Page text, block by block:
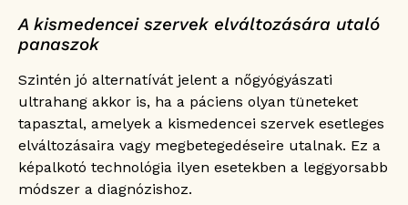
A kismedencei szervek elváltozására utaló
panaszok
Szintén jó alternatívát jelent a nőgyógyászati
ultrahang akkor is, ha a páciens olyan tüneteket
tapasztal, amelyek a kismedencei szervek esetleges
elváltozásaira vagy megbetegedéseire utalnak. Ez a
képalkotó technológia ilyen esetekben a leggyorsabb
módszer a diagnózishoz.